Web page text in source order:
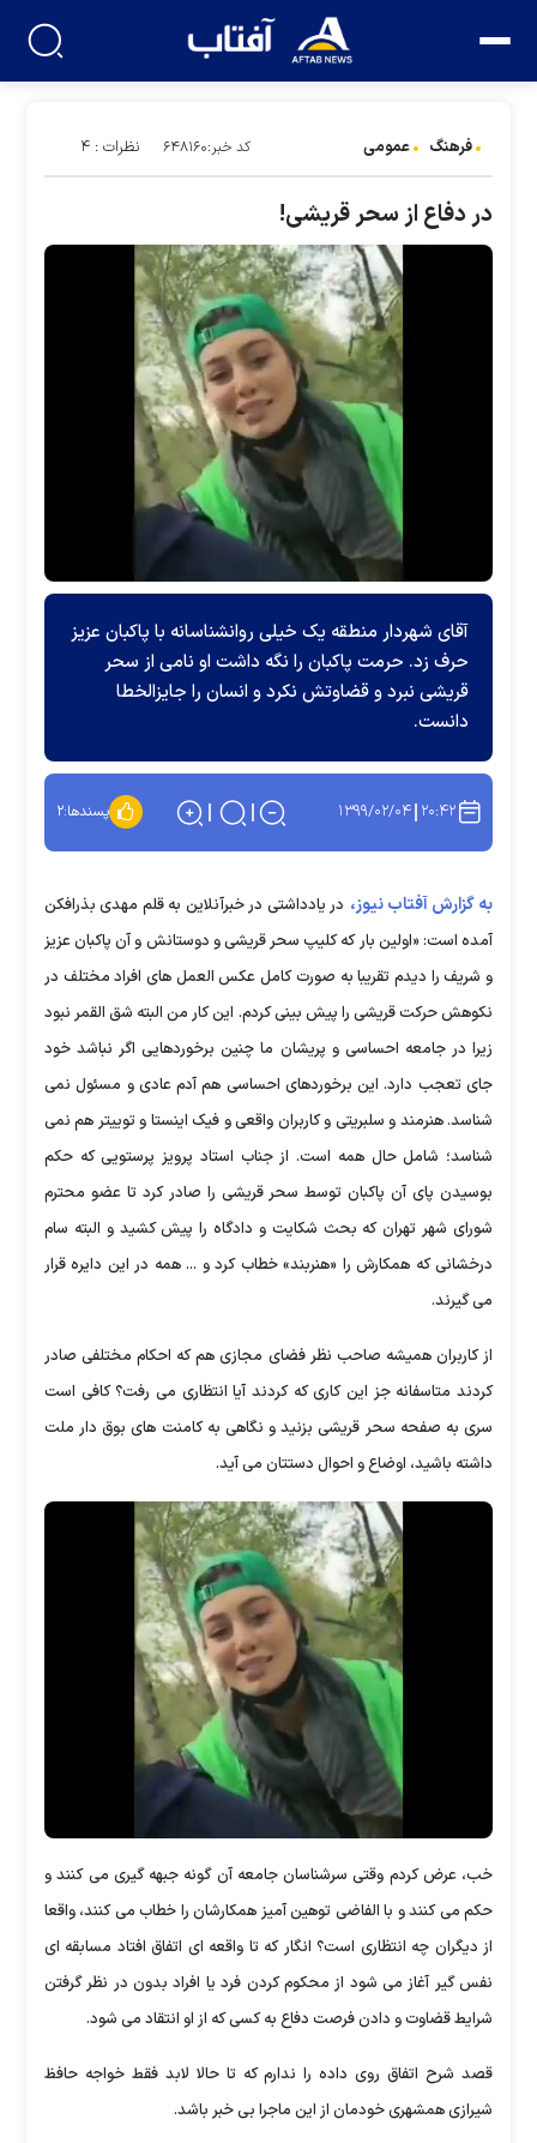
فرهنگ عمومی کد خبر:۶۴۸۱۶۰ نظرات : ۴
در دفاع از سحر قریشی!
آقای شهردار منطقه یک خیلی روانشناسانه با پاکبان عزیز
حرف زد. حرمت پاکبان را نگه داشت او نامی از سحر
قریشی نبرد و قضاوتش نکرد و انسان را جایزالخطا
دانست.
۲۰:۴۲ ۱۳۹۹/۰۲/۰۴ پسندها:۲
به گزارش آفتاب نیوز، در یادداشتی در خبرآنلاین به قلم مهدی بذرافکن
آمده است: «اولین بار که کلیپ سحر قریشی و دوستانش و آن پاکبان عزیز
و شریف را دیدم تقریبا به صورت کامل عکس العمل های افراد مختلف در
نکوهش حرکت قریشی را پیش بینی کردم. این کار من البته شق القمر نبود
زیرا در جامعه احساسی و پریشان ما چنین برخوردهایی اگر نباشد خود
جای تعجب دارد. این برخوردهای احساسی هم آدم عادی و مسئول نمی
شناسد. هنرمند و سلبریتی و کاربران واقعی و فیک اینستا و توییتر هم نمی
شناسد؛ شامل حال همه است. از جناب استاد پرویز پرستویی که حکم
بوسیدن پای آن پاکبان توسط سحر قریشی را صادر کرد تا عضو محترم
شورای شهر تهران که بحث شکایت و دادگاه را پیش کشید و البته سام
درخشانی که همکارش را «هنربند» خطاب کرد و ... همه در این دایره قرار
می گیرند.
از کاربران همیشه صاحب نظر فضای مجازی هم که احکام مختلفی صادر
کردند متاسفانه جز این کاری که کردند آیا انتظاری می رفت؟ کافی است
سری به صفحه سحر قریشی بزنید و نگاهی به کامنت های بوق دار ملت
داشته باشید، اوضاع و احوال دستتان می آید.
خب، عرض کردم وقتی سرشناسان جامعه آن گونه جبهه گیری می کنند و
حکم می کنند و با الفاضی توهین آمیز همکارشان را خطاب می کنند، واقعا
از دیگران چه انتظاری است؟ انگار که تا واقعه ای اتفاق افتاد مسابقه ای
نفس گیر آغاز می شود از محکوم کردن فرد یا افراد بدون در نظر گرفتن
شرایط قضاوت و دادن فرصت دفاع به کسی که از او انتقاد می شود.
قصد شرح اتفاق روی داده را ندارم که تا حالا لابد فقط خواجه حافظ
شیرازی همشهری خودمان از این ماجرا بی خبر باشد.